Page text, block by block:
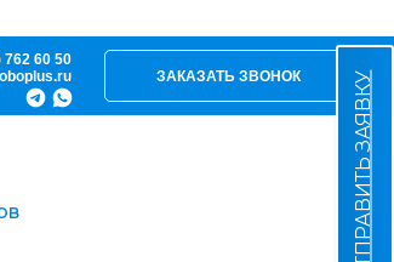
762 60 50
ЗАКАЗАТЬ ЗВОНОК ОТПРАВИТЬ ЗАЯВКУ